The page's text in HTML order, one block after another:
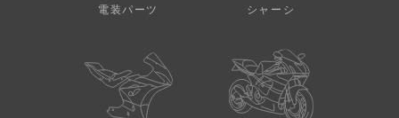
電装パーツ シャーシ